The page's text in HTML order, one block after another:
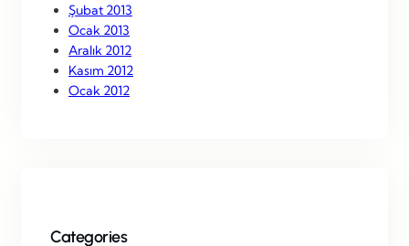
Şubat 2013
Ocak 2013
Aralık 2012
Kasım 2012
Ocak 2012
Categories